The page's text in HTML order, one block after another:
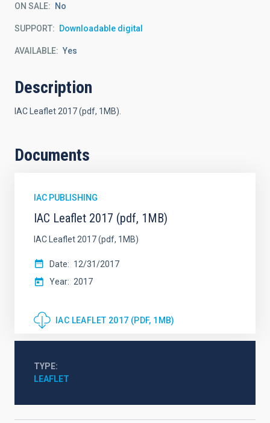
ON SALE No
SUPPORT Downloadable digital
AVAILABLE Yes
Description
IAC Leaflet 2017 (pdf, 1MB).
Documents
IAC PUBLISHING
IAC Leaflet 2017 (pdf, 1MB)
IAC Leaflet 2017 (pdf, 1MB)
Date
12/31/2017
Year
2017
IAC LEAFLET 2017 (PDF, 1MB)
TYPE
LEAFLET